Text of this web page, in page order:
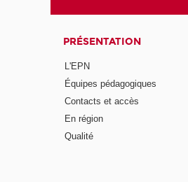
PRÉSENTATION
L'EPN
Équipes pédagogiques
Contacts et accès
En région
Qualité